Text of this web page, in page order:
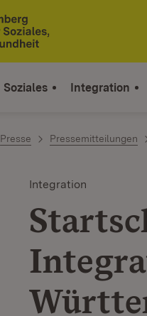
Soziales Integration
Presse Pressemitteilungen
Integration